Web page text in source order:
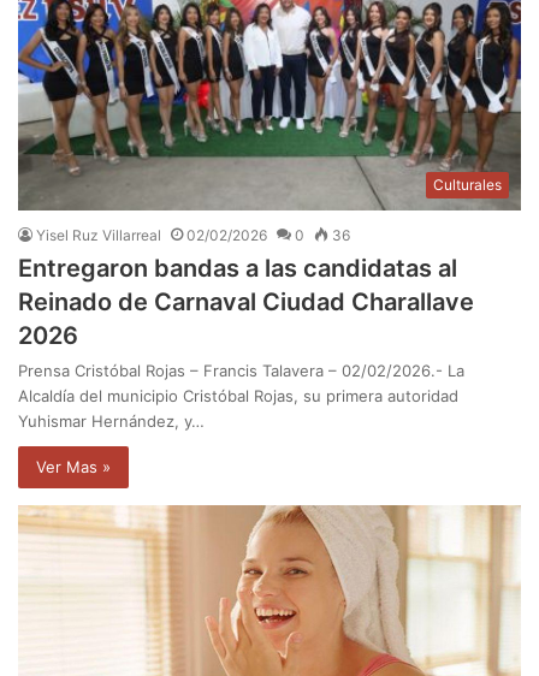
Culturales
Yisel Ruz Villarreal 02/02/2026 0 36
Entregaron bandas a las candidatas al
Reinado de Carnaval Ciudad Charallave
2026
Prensa Cristóbal Rojas – Francis Talavera – 02/02/2026.- La
Alcaldía del municipio Cristóbal Rojas, su primera autoridad
Yuhismar Hernández, y…
Ver Mas »